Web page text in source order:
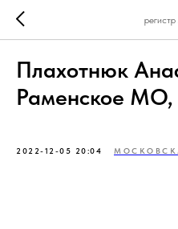
Плахотнюк
Раменское МО,
2022-12-05 20:04